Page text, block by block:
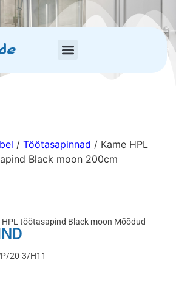
/ Töötasapinnad / Kame HPL
Black moon 200cm
HPL töötasapind Black moon Mõõdud
20-3/H11